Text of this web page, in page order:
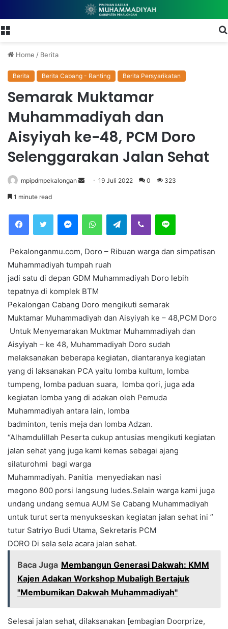
Home / Berita
Berita Berita Cabang - Ranting Berita Persyarikatan
Semarak Muktamar
Muhammadiyah dan
Aisyiyah ke-48, PCM Doro
Selenggarakan Jalan Sehat
mpipdmpekalongan
e
m
a
i
l
19 Juli 2022 0 323
1 minute read
Telegram
Pekalonganmu.com, Doro – Ribuan warga dan simpatisan
Muhammadiyah tumpah ruah
jadi satu di depan GDM Muhammadiyah Doro lebih
tepatnya di komplek BTM
Pekalongan Cabang Doro mengikuti semarak
Muktamar Muhammadiyah dan Aisyiyah ke – 48,PCM Doro
Untuk Menyemarakan Muktmar Muhammadiyah dan
Aisyiyah – ke 48, Muhammadiyah Doro sudah
melaksanakan beberapa kegiatan, diantaranya kegiatan
yang di laksanakan PCA yaitu lomba kultum, lomba
tumpeng, lomba paduan suara, lomba qori, juga ada
kegiatan lomba yang di adakan oleh Pemuda
Muhammadiyah antara lain, lomba
badminton, tenis meja dan lomba Adzan.
“Alhamdulillah Peserta cukup antusias mengikuti kegiatan
jalan sehat yang juga kami kemas sebagai ajang
silaturohmi bagi warga
Muhammadiyah. Panitia menyediakan nasi
megono 800 porsi langsung ludes.Selain warga kami juga
undang undang semua AUM Se Cabang Muhammadiyah
untuk turut serta menyukseskan kegiatan jalan sehat ini ”
tutur Satriyo Budi Utama, Sekretaris PCM
DORO Di sela sela acara jalan sehat.
Baca Juga Membangun Generasi Dakwah: KMM
Kajen Adakan Workshop Mubaligh Bertajuk
"Membumikan Dakwah Muhammadiyah"
Selesai jalan sehat, dilaksanakan [embagian Doorprize,